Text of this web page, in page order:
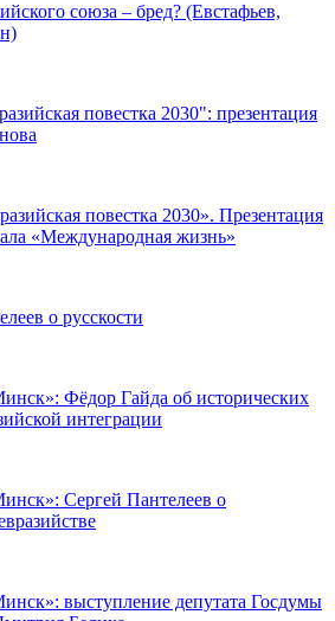
союза – бред? (Евстафьев,
повестка 2030": презентация
повестка 2030». Презентация
«Международная жизнь»
о русскости
Фёдор Гайда об исторических
интеграции
Сергей Пантелеев о
выступление депутата Госдумы